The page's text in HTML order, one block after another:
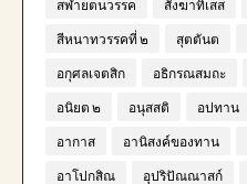
สฬายตนวรรค สังฆาทิเสส
สีหนาทวรรคที่ ๒ สุตตันต
อกุศลเจตสิก อธิกรณสมถะ
อนิยต ๒ อนุสสติ อปทาน
อากาส อานิสงค์ของทาน
อาโปกสิณ อุปริปัณณาสก์